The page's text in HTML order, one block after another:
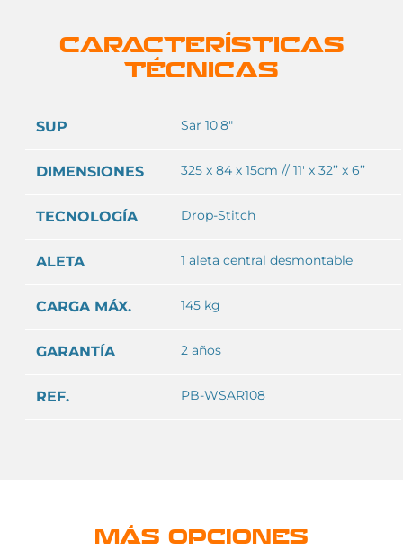
CARACTERÍSTICAS
TÉCNICAS
SUP Sar 10'8"
DIMENSIONES 325 x 84 x 15cm // 11' x 32’’ x 6’’
TECNOLOGÍA Drop-Stitch
ALETA 1 aleta central desmontable
CARGA MÁX. 145 kg
GARANTÍA 2 años
REF. PB-WSAR108
MÁS OPCIONES